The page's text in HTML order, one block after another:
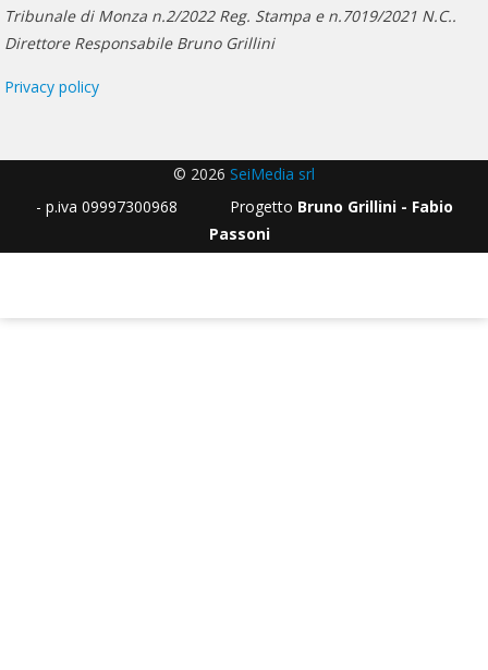
Tribunale di Monza n.2/2022 Reg. Stampa e n.7019/2021 N.C..
Direttore Responsabile Bruno Grillini
Privacy policy
© 2026 SeiMedia srl
- p.iva 09997300968 Progetto Bruno Grillini - Fabio
Passoni